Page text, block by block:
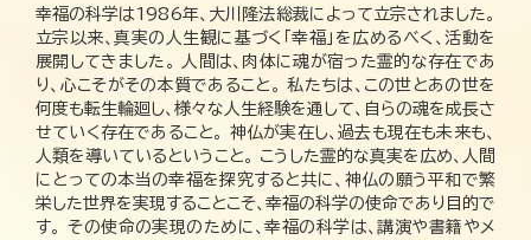
幸福の科学は1986年、大川隆法総裁によって立宗されました。
立宗以来、真実の人生観に基づく「幸福」を広めるべく、活動を
展開してきました。 人間は、肉体に魂が宿った霊的な存在であ
り、心こそがその本質であること。 私たちは、この世とあの世を
何度も転生輪廻し、様々な人生経験を通して、自らの魂を成長さ
せていく存在であること。 神仏が実在し、過去も現在も未来も、
人類を導いているということ。 こうした霊的な真実を広め、人間
にとっての本当の幸福を探究すると共に、神仏の願う平和で繁
栄した世界を実現することこそ、幸福の科学の使命であり目的で
す。 その使命の実現のために、幸福の科学は、講演や書籍やメ